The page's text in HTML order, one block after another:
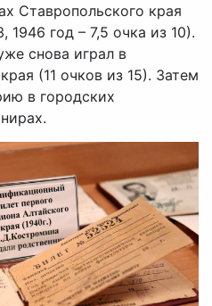
Ставропольского края
1946 год – 7,5 очка из 10).
снова играл в
(11 очков из 15). Затем
в городских